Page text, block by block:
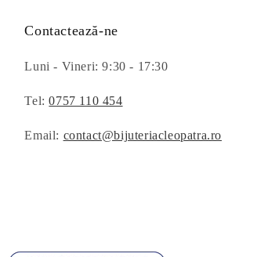
Contactează-ne
Luni - Vineri: 9:30 - 17:30
Tel:0757 110 454
Email: contact@bijuteriacleopatra.ro